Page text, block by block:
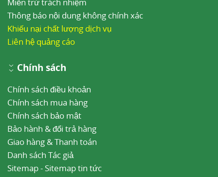
8Thời kỳ cho con bú
Carvedilol có thể bài tiết vào sữa mẹ. Chưa thấy
nguy cơ tác dụng không mong muốn ở trẻ bú
mẹ. Tuy nhiên, để phòng các tác dụng không
mong muốn có thể xảy ra, người đang cho con
bú không nên dùng carvedilol hoặc đang dùng
thuốc thì ngừng cho con bú.
9Tác dụng không mong muốn (ADR)
Phần lớnADRcó tính chất tạm thời và hết sau
một thời gian. Đa số tác dụng này xảy ra khi bắt
đầu điều trị. Tác dụng không mong muốn liên
Miễn trừ trách nhiệm
Thông báo nội dung không chính xác
Khiếu nại chất lượng dịch vụ
Liên hệ quảng cáo
Chính sách
Chính sách điều khoản
Chính sách mua hàng
Chính sách bảo mật
Bảo hành & đổi trả hàng
Giao hàng & Thanh toán
Danh sách Tác giả
Sitemap- Sitemap tin tức